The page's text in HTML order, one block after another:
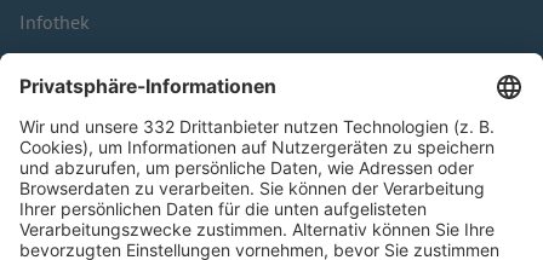
Infothek
Kontakt
HÄUFIG BESUCHTE SEITEN
Pässe und Vereinswechsel
Trainerausbildung
Schulungsangebot Vereinsmitarbeiter